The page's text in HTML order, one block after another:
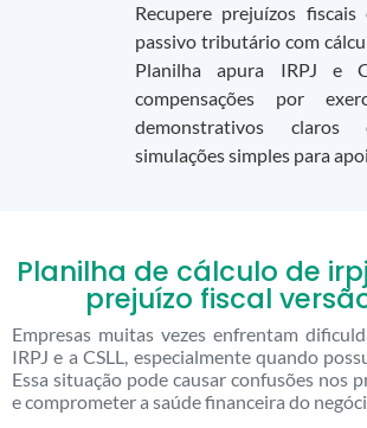
Recupere prejuízos
passivo tributário com
Planilha apura IRPJ e
compensações por
demonstrativos
simulações simples para
Planilha de cálculo de
prejuízo fiscal
Empresas muitas vezes enfrentam
IRPJ e a CSLL, especialmente quando
Essa situação pode causar confusões nos
e comprometer a saúde financeira do